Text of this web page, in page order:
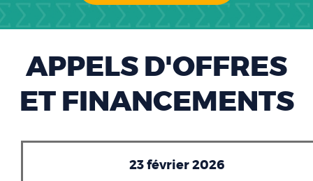
APPELS D'OFFRES
ET FINANCEMENTS
23 février 2026